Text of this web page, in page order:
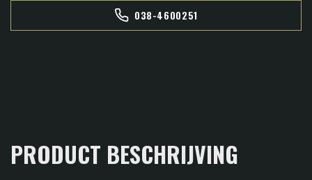
038-4600251
PRODUCT BESCHRIJVING